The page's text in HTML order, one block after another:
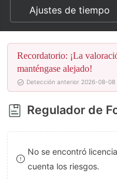
3
4
5
6
7
8
9
93
4
5
6
7
8
9
Ajustes de tiempo
Recordatorio: ¡La
manténgase alejado!
Detección anterior 2026-08-08
Regulador de
No se encontró
cuenta los riesgos.